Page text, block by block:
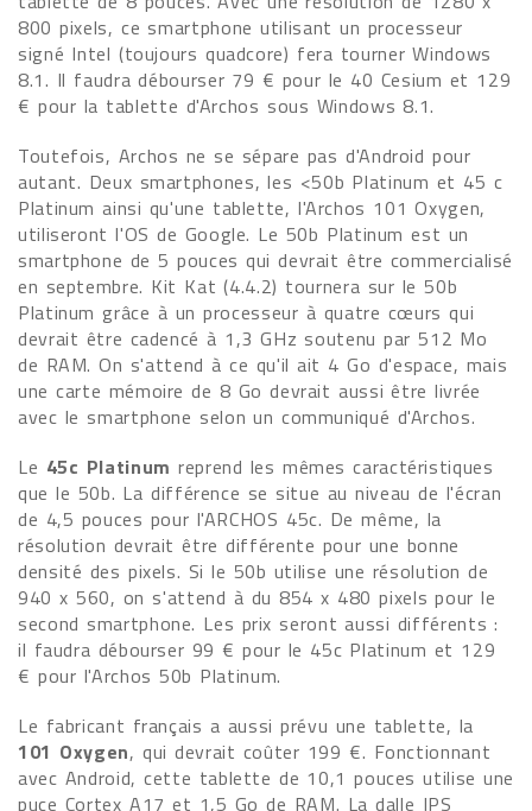
800 pixels, ce smartphone utilisant un processeur
signé Intel (toujours quadcore) fera tourner Windows
8.1. Il faudra débourser 79 € pour le 40 Cesium et 129
€ pour la tablette d'Archos sous Windows 8.1.
Toutefois, Archos ne se sépare pas d'Android pour
autant. Deux smartphones, les <50b Platinum et 45 c
Platinum ainsi qu'une tablette, l'Archos 101 Oxygen,
utiliseront l'OS de Google. Le 50b Platinum est un
smartphone de 5 pouces qui devrait être commercialisé
en septembre. Kit Kat (4.4.2) tournera sur le 50b
Platinum grâce à un processeur à quatre cœurs qui
devrait être cadencé à 1,3 GHz soutenu par 512 Mo
de RAM. On s'attend à ce qu'il ait 4 Go d'espace, mais
une carte mémoire de 8 Go devrait aussi être livrée
avec le smartphone selon un communiqué d'Archos.
Le 45c Platinum reprend les mêmes caractéristiques
que le 50b. La différence se situe au niveau de l'écran
de 4,5 pouces pour l'ARCHOS 45c. De même, la
résolution devrait être différente pour une bonne
densité des pixels. Si le 50b utilise une résolution de
940 x 560, on s'attend à du 854 x 480 pixels pour le
second smartphone. Les prix seront aussi différents :
il faudra débourser 99 € pour le 45c Platinum et 129
€ pour l'Archos 50b Platinum.
Le fabricant français a aussi prévu une tablette, la
101 Oxygen, qui devrait coûter 199 €. Fonctionnant
avec Android, cette tablette de 10,1 pouces utilise une
puce Cortex A17 et 1,5 Go de RAM. La dalle IPS